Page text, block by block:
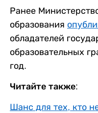
Ранее
образования
обладателей
образовательных
год.
Читайте также:
Шанс для тех, кто